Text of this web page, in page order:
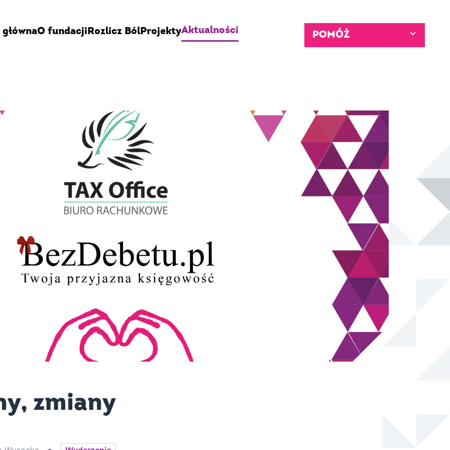
O fundacji Rozlicz BólProjektyAktualności POMÓŻ
zmiany